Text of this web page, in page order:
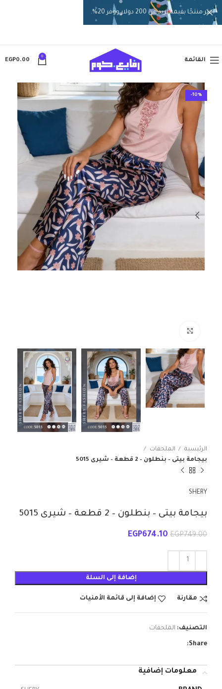
القائمة
0
EGP0.00
-10%
الرئيسية
الملحقات
بيجامة بيتى – بنطلون – 2 قطعة – شيرى 5015
SHERY
بيجامة بيتى – بنطلون – 2 قطعة – شيرى 5015
EGP749.00
EGP674.10
إضافة إلى السلة
مقارنة إضافة إلى قائمة الأمنيات
التصنيف: الملحقات
Share:
معلومات إضافية
اختر منتجًا بقيمة تزيد عن 200 دولار ووفر 20%.